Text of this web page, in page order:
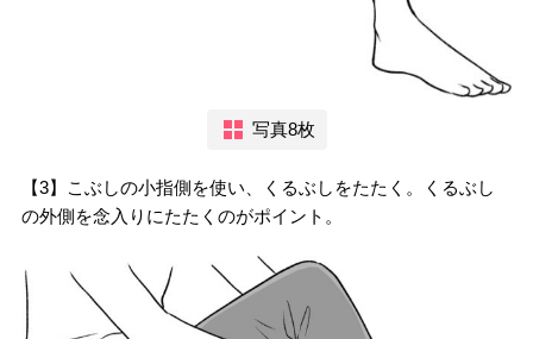
写真8枚
【3】こぶしの小指側を使い、くるぶしをたたく。くるぶし
の外側を念入りにたたくのがポイント。